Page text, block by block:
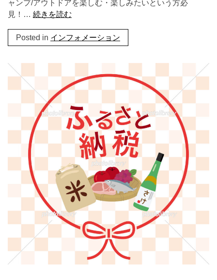
ャンプ/アウトドアを楽しむ・楽しみたいという方必
見！… 続きを読む
Posted in インフォメーション